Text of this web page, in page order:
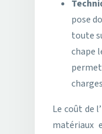
pose
toute
chape
Le coût de
matériaux